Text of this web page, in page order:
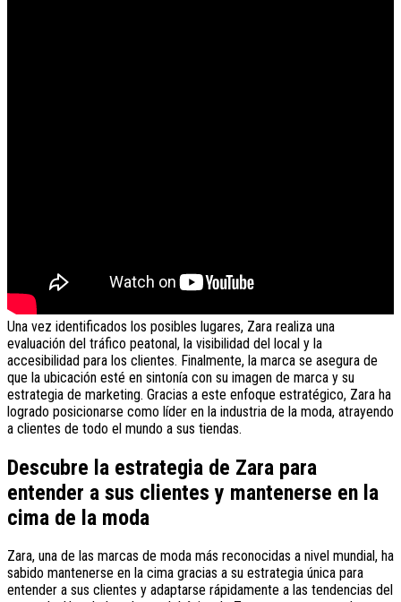
Una vez identificados los posibles lugares, Zara realiza una
evaluación del tráfico peatonal, la visibilidad del local y la
accesibilidad para los clientes. Finalmente, la marca se asegura de
que la ubicación esté en sintonía con su imagen de marca y su
estrategia de marketing. Gracias a este enfoque estratégico, Zara ha
logrado posicionarse como líder en la industria de la moda, atrayendo
a clientes de todo el mundo a sus tiendas.
Descubre la estrategia de Zara para
entender a sus clientes y mantenerse en la
cima de la moda
Zara, una de las marcas de moda más reconocidas a nivel mundial, ha
sabido mantenerse en la cima gracias a su estrategia única para
entender a sus clientes y adaptarse rápidamente a las tendencias del